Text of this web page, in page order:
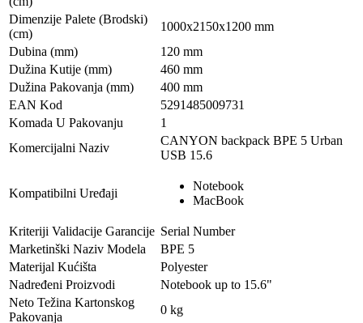
Dimenzije Palete (Brodski)
(cm)
1000x2150x1200 mm
Dubina (mm)
120 mm
Dužina Kutije (mm)
460 mm
Dužina Pakovanja (mm)
400 mm
EAN Kod
5291485009731
Komada U Pakovanju
1
Komercijalni Naziv
CANYON backpack BPE 5 Urban
USB 15.6
Kompatibilni Uređaji
Notebook
MacBook
Kriteriji Validacije Garancije Serial Number
Marketinški Naziv Modela
BPE 5
Materijal Kućišta
Polyester
Nadređeni Proizvodi
Notebook up to 15.6"
Neto Težina Kartonskog
Pakovanja
0 kg